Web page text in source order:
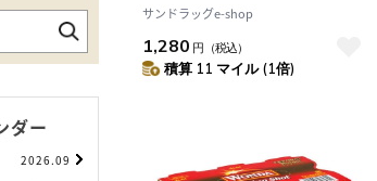
ダー
2026.09
9月
2026.10
サンドラッグe-shop
1,280 円 （税込）
積算 11 マイル (1倍)